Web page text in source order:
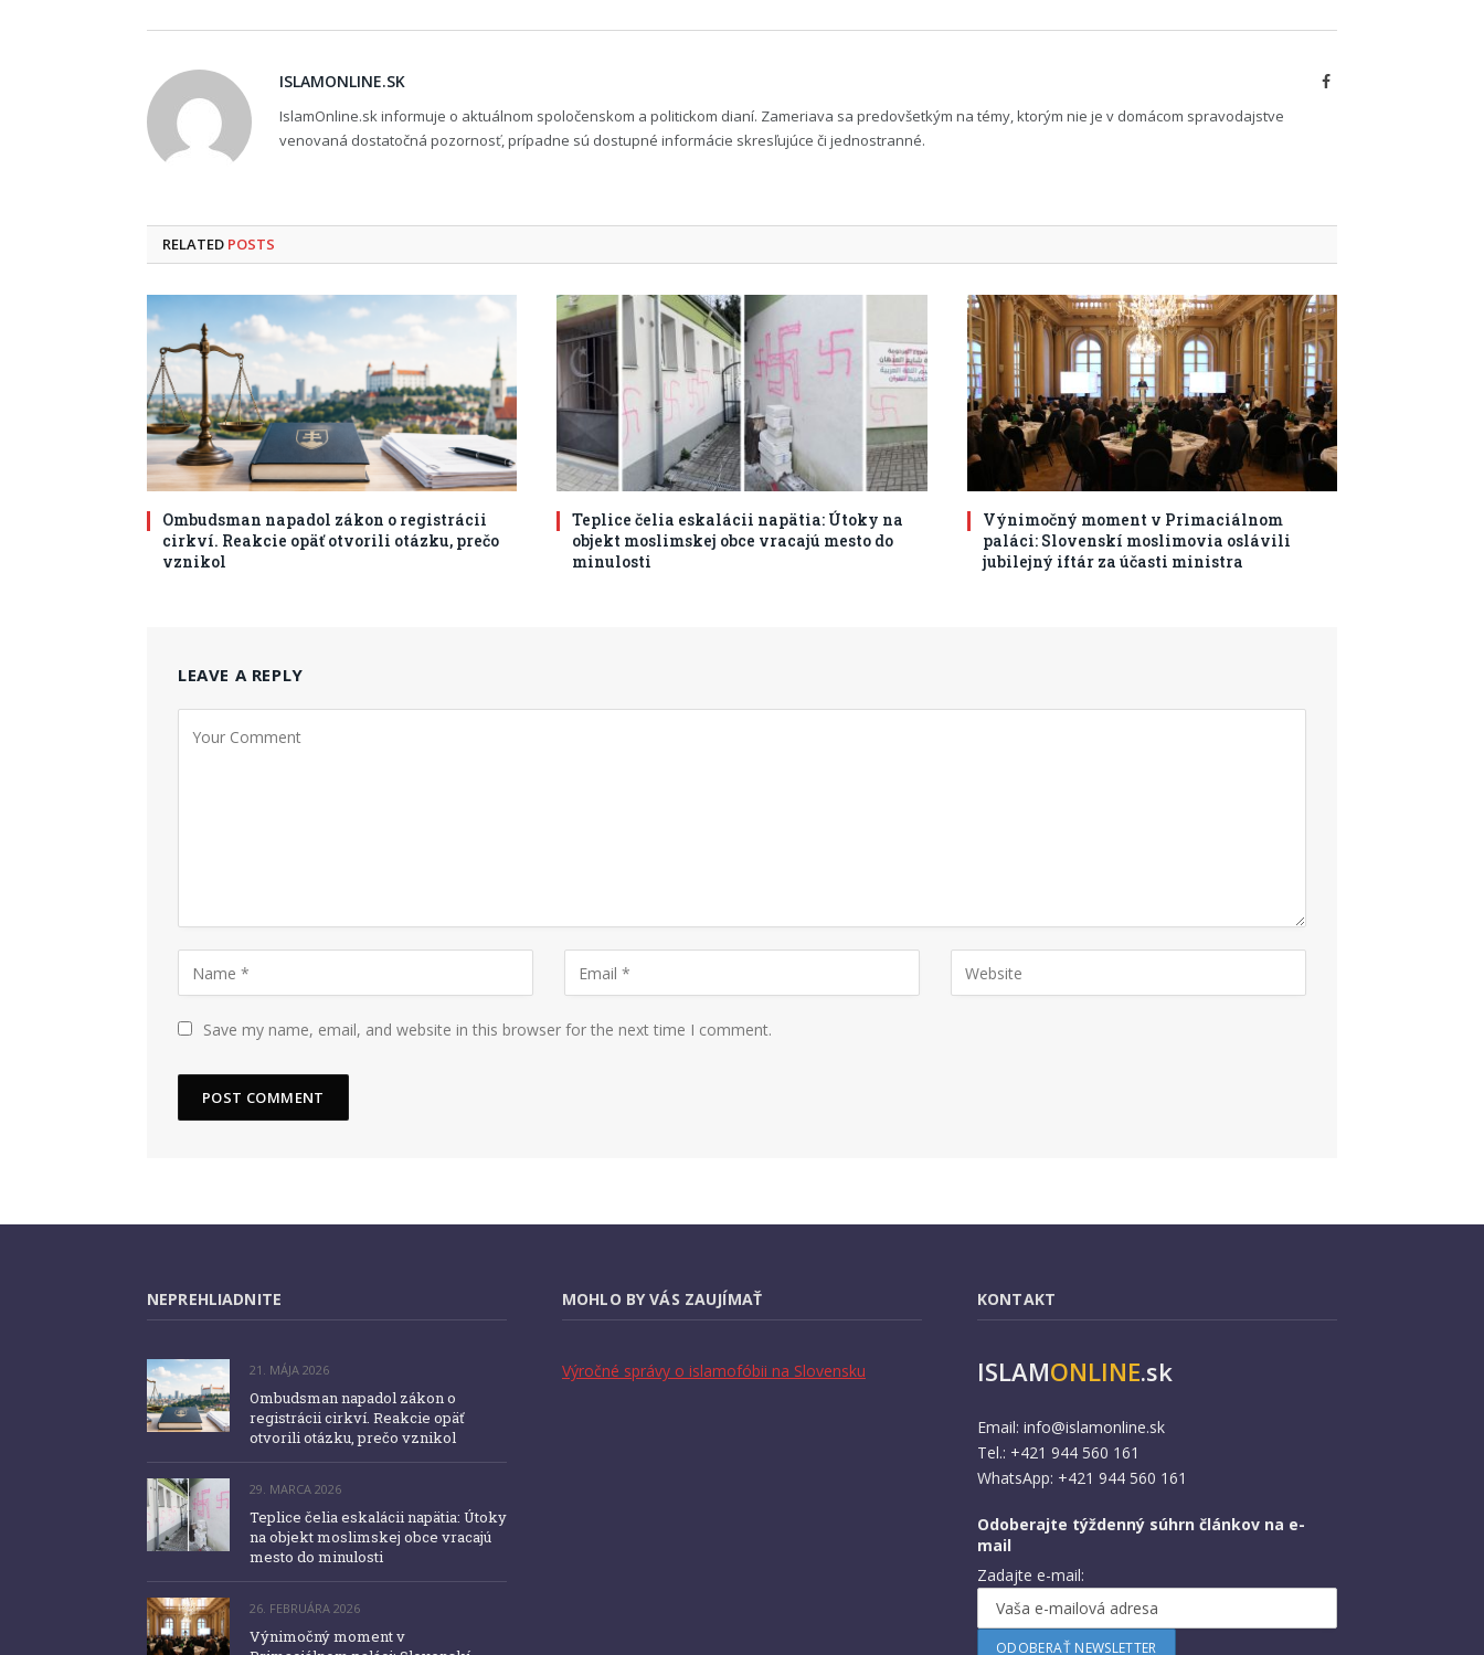
ISLAMONLINE.SK Facebook
IslamOnline.sk informuje o aktuálnom spoločenskom a politickom dianí. Zameriava sa predovšetkým na témy, ktorým nie je v domácom spravodajstve
venovaná dostatočná pozornosť, prípadne sú dostupné informácie skresľujúce či jednostranné.
RELATED POSTS
Ombudsman napadol zákon o registrácii
cirkví. Reakcie opäť otvorili otázku, prečo
vznikol
Teplice čelia eskalácii napätia: Útoky na
objekt moslimskej obce vracajú mesto do
minulosti
Výnimočný moment v Primaciálnom
paláci: Slovenskí moslimovia oslávili
jubilejný iftár za účasti ministra
LEAVE A REPLY
Save my name, email, and website in this browser for the next time I comment.
NEPREHLIADNITE
21. MÁJA 2026
Ombudsman napadol zákon o
registrácii cirkví. Reakcie opäť
otvorili otázku, prečo vznikol
29. MARCA 2026
Teplice čelia eskalácii napätia: Útoky
na objekt moslimskej obce vracajú
mesto do minulosti
26. FEBRUÁRA 2026
Výnimočný moment v
MOHLO BY VÁS ZAUJÍMAŤ
Výročné správy o islamofóbii na Slovensku
KONTAKT
ISLAMONLINE.sk
Email: info@islamonline.sk
Tel.: +421 944 560 161
WhatsApp: +421 944 560 161
Odoberajte týždenný súhrn článkov na e-
mail
Zadajte e-mail: